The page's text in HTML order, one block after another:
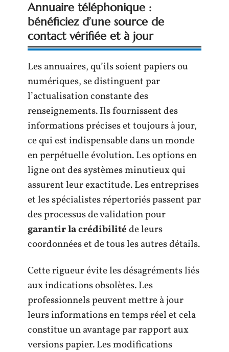
Annuaire téléphonique :
bénéficiez d’une source de
contact vérifiée et à jour
Les annuaires, qu’ils soient papiers ou
numériques, se distinguent par
l’actualisation constante des
renseignements. Ils fournissent des
informations précises et toujours à jour,
ce qui est indispensable dans un monde
en perpétuelle évolution. Les options en
ligne ont des systèmes minutieux qui
assurent leur exactitude. Les entreprises
et les spécialistes répertoriés passent par
des processus de validation pour
garantir la crédibilitéde leurs
coordonnées et de tous les autres détails.
Cette rigueur évite les désagréments liés
aux indications obsolètes. Les
professionnels peuvent mettre à jour
leurs informations en temps réel et cela
constitue un avantage par rapport aux
versions papier. Les modifications